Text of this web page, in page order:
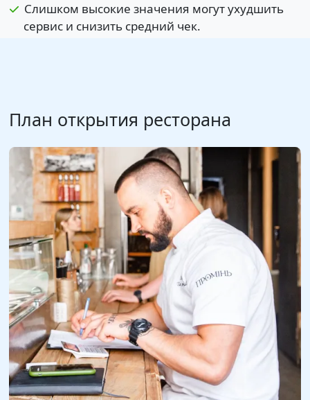
Слишком высокие значения могут ухудшить
сервис и снизить средний чек.
План открытия ресторана